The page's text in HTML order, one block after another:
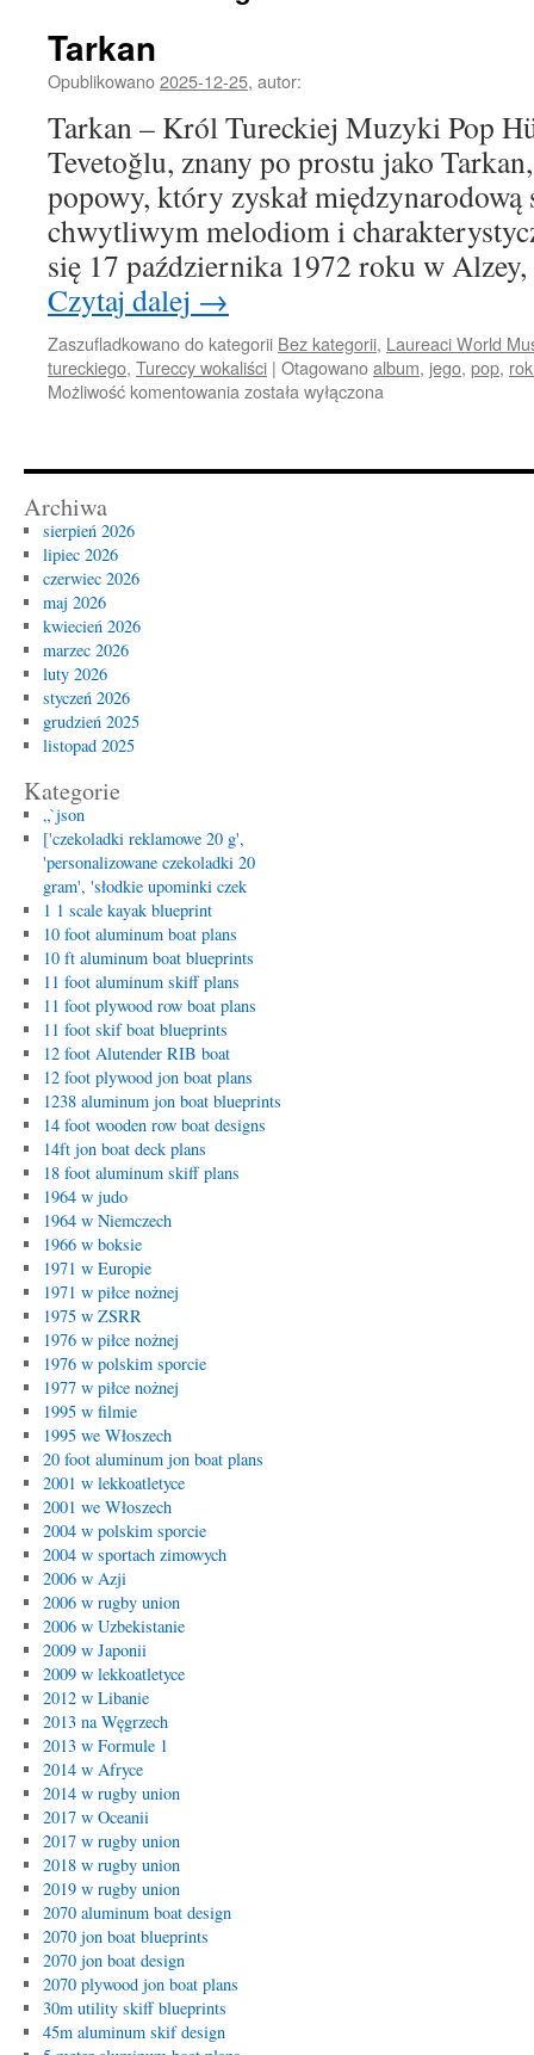
Tarkan
Opublikowano2025-12-25, autor:
Tarkan – Król Tureckiej Muzyki Pop
Tevetoğlu, znany po prostu jako
popowy, który zyskał międzynarodową
chwytliwym melodiom i
się 17 października 1972 roku w
Czytaj dalej →
Zaszufladkowano do kategorii Bez kategorii, Laureaci World
tureckiego, Tureccy wokaliści | Otagowanoalbum, jego, pop,
Możliwość komentowania Tarkan
została wyłączona
Archiwa
sierpień 2026
lipiec 2026
czerwiec 2026
maj 2026
kwiecień 2026
marzec 2026
luty 2026
styczeń 2026
grudzień 2025
listopad 2025
Kategorie
„`json
['czekoladki reklamowe 20 g',
'personalizowane czekoladki 20
gram', 'słodkie upominki czek
1 1 scale kayak blueprint
10 foot aluminum boat plans
10 ft aluminum boat blueprints
11 foot aluminum skiff plans
11 foot plywood row boat plans
11 foot skif boat blueprints
12 foot Alutender RIB boat
12 foot plywood jon boat plans
1238 aluminum jon boat blueprints
14 foot wooden row boat designs
14ft jon boat deck plans
18 foot aluminum skiff plans
1964 w judo
1964 w Niemczech
1966 w boksie
1971 w Europie
1971 w piłce nożnej
1975 w ZSRR
1976 w piłce nożnej
1976 w polskim sporcie
1977 w piłce nożnej
1995 w filmie
1995 we Włoszech
20 foot aluminum jon boat plans
2001 w lekkoatletyce
2001 we Włoszech
2004 w polskim sporcie
2004 w sportach zimowych
2006 w Azji
2006 w rugby union
2006 w Uzbekistanie
2009 w Japonii
2009 w lekkoatletyce
2012 w Libanie
2013 na Węgrzech
2013 w Formule 1
2014 w Afryce
2014 w rugby union
2017 w Oceanii
2017 w rugby union
2018 w rugby union
2019 w rugby union
2070 aluminum boat design
2070 jon boat blueprints
2070 jon boat design
2070 plywood jon boat plans
30m utility skiff blueprints
45m aluminum skif design